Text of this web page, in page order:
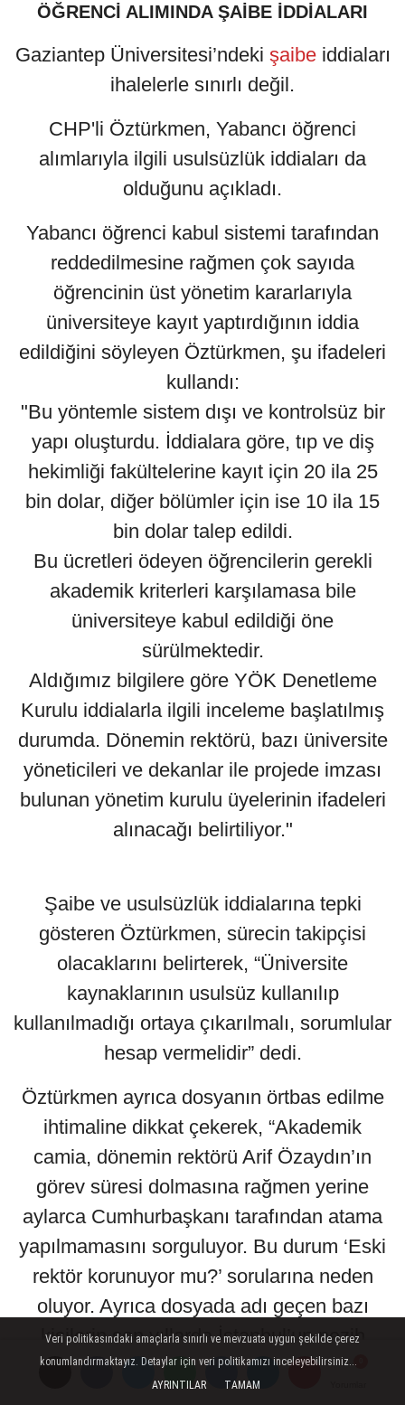
ÖĞRENCİ ALIMINDA ŞAİBE İDDİALARI
Gaziantep Üniversitesi’ndeki şaibeiddiaları
ihalelerle sınırlı değil.
CHP'li Öztürkmen, Yabancı öğrenci
alımlarıyla ilgili usulsüzlük iddiaları da
olduğunu açıkladı.
Yabancı öğrenci kabul sistemi tarafından
reddedilmesine rağmen çok sayıda
öğrencinin üst yönetim kararlarıyla
üniversiteye kayıt yaptırdığının iddia
edildiğini söyleyen Öztürkmen, şu ifadeleri
kullandı:
"Bu yöntemle sistem dışı ve kontrolsüz bir
yapı oluşturdu. İddialara göre, tıp ve diş
hekimliği fakültelerine kayıt için 20 ila 25
bin dolar, diğer bölümler için ise 10 ila 15
bin dolar talep edildi.
Bu ücretleri ödeyen öğrencilerin gerekli
akademik kriterleri karşılamasa bile
üniversiteye kabul edildiği öne
sürülmektedir.
Aldığımız bilgilere göre YÖK Denetleme
Kurulu iddialarla ilgili inceleme başlatılmış
durumda. Dönemin rektörü, bazı üniversite
yöneticileri ve dekanlar ile projede imzası
bulunan yönetim kurulu üyelerinin ifadeleri
alınacağı belirtiliyor."
Şaibe ve usulsüzlük iddialarına tepki
gösteren Öztürkmen, sürecin takipçisi
olacaklarını belirterek, “Üniversite
kaynaklarının usulsüz kullanılıp
kullanılmadığı ortaya çıkarılmalı, sorumlular
hesap vermelidir” dedi.
Öztürkmen ayrıca dosyanın örtbas edilme
ihtimaline dikkat çekerek, “Akademik
camia, dönemin rektörü Arif Özaydın’ın
görev süresi dolmasına rağmen yerine
aylarca Cumhurbaşkanı tarafından atama
yapılmamasını sorguluyor. Bu durum ‘Eski
rektör korunuyor mu?’ sorularına neden
oluyor. Ayrıca dosyada adı geçen bazı
kişilerin son yıllarda İstanbul’un nezih
semtlerinde lüks villalar sahibi oldukları da
konuşuluyor. İddiaların peşindeyiz.
Veri politikasındaki amaçlarla sınırlı ve mevzuata uygun şekilde çerez
konumlandırmaktayız. Detaylar için veri politikamızı inceleyebilirsiniz...
AYRINTILAR
TAMAM